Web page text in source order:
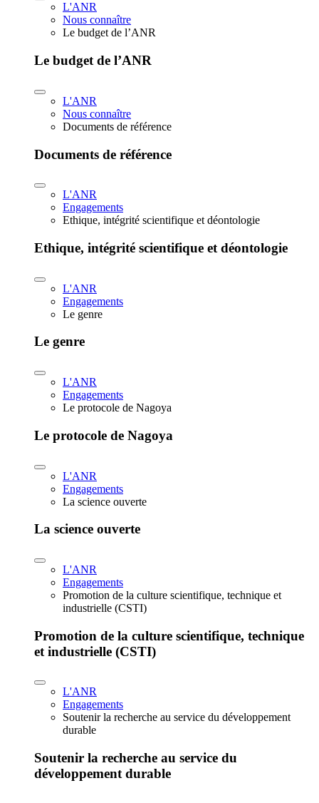
L'ANR
Nous connaître
Le budget de l’ANR
Le budget de l’ANR
L'ANR
Nous connaître
Documents de référence
Documents de référence
L'ANR
Engagements
Ethique, intégrité scientifique et déontologie
Ethique, intégrité scientifique et déontologie
L'ANR
Engagements
Le genre
Le genre
L'ANR
Engagements
Le protocole de Nagoya
Le protocole de Nagoya
L'ANR
Engagements
La science ouverte
La science ouverte
L'ANR
Engagements
Promotion de la culture scientifique, technique et
industrielle (CSTI)
Promotion de la culture scientifique, technique
et industrielle (CSTI)
L'ANR
Engagements
Soutenir la recherche au service du développement
durable
Soutenir la recherche au service du
développement durable